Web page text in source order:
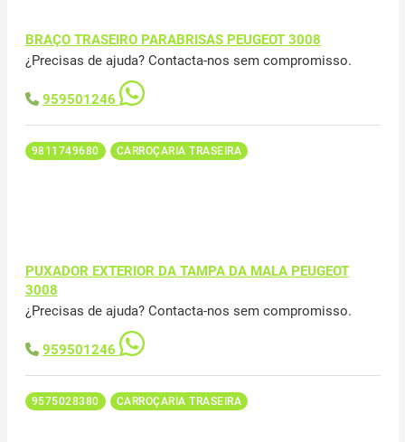
BRAÇO TRASEIRO PARABRISAS PEUGEOT 3008
¿Precisas de ajuda? Contacta-nos sem compromisso.
959501246
9811749680 CARROÇARIA TRASEIRA
PUXADOR EXTERIOR DA TAMPA DA MALA PEUGEOT
3008
¿Precisas de ajuda? Contacta-nos sem compromisso.
959501246
9575028380 CARROÇARIA TRASEIRA